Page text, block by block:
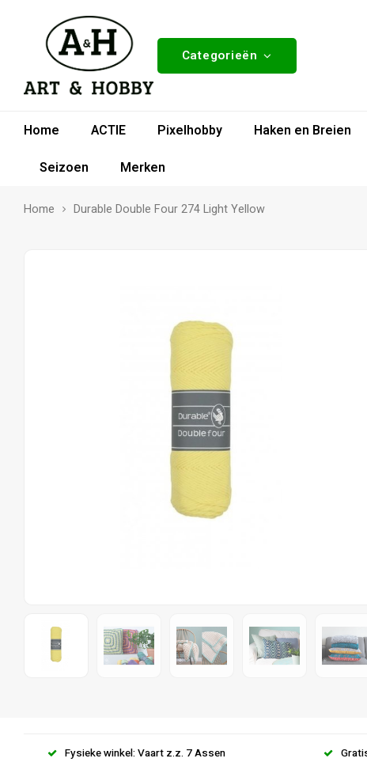
Categorieën
Home ACTIE Pixelhobby Haken en Breien
Seizoen
Merken
Home Durable Double Four 274 Light Yellow
Fysieke winkel: Vaart z.z. 7 Assen